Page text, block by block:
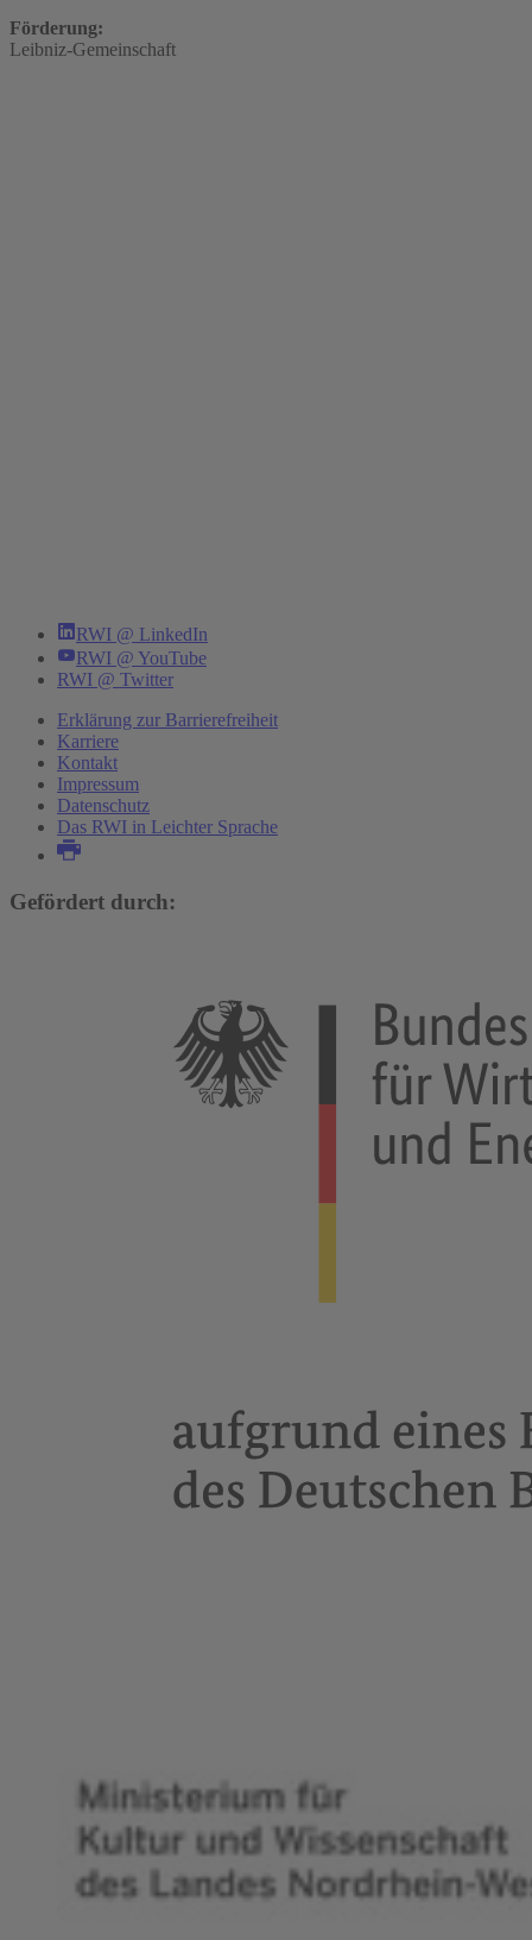
Förderung:
Leibniz-Gemeinschaft
RWI @ LinkedIn
RWI @ YouTube
RWI @ Twitter
Erklärung zur Barrierefreiheit
Karriere
Kontakt
Impressum
Datenschutz
Das RWI in Leichter Sprache
Gefördert durch: